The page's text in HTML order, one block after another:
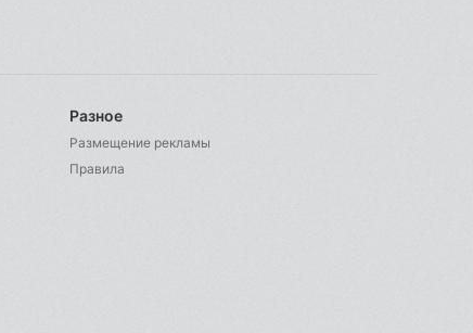
Разное
Размещение рекламы
Правила